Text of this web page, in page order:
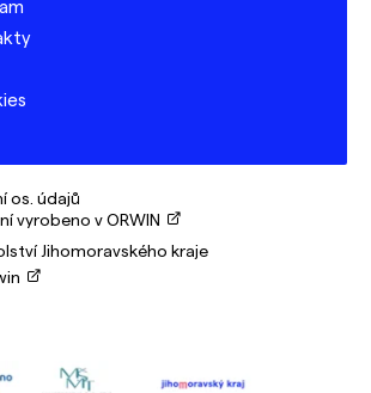
os. údajů
vyrobeno v ORWIN
Jihomoravského kraje